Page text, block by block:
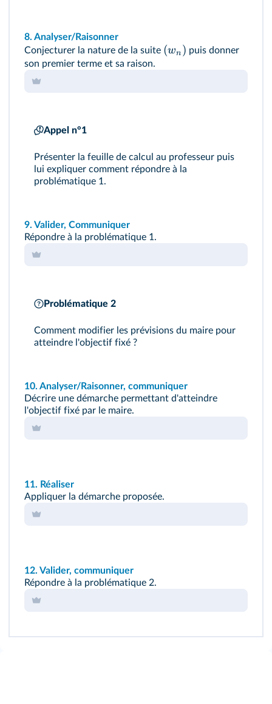
8. Analyser/Raisonner
Conjecturer la nature de la suite (wn ) puis donner
son premier terme et sa raison.
Appel n°1
Présenter la feuille de calcul au professeur puis
lui expliquer comment répondre à la
problématique 1.
9. Valider, Communiquer
Répondre à la problématique 1.
Problématique 2
Comment modifier les prévisions du maire pour
atteindre l'objectif fixé ?
10. Analyser/Raisonner, communiquer
Décrire une démarche permettant d'atteindre
l'objectif fixé par le maire.
11. Réaliser
Appliquer la démarche proposée.
12. Valider, communiquer
Répondre à la problématique 2.